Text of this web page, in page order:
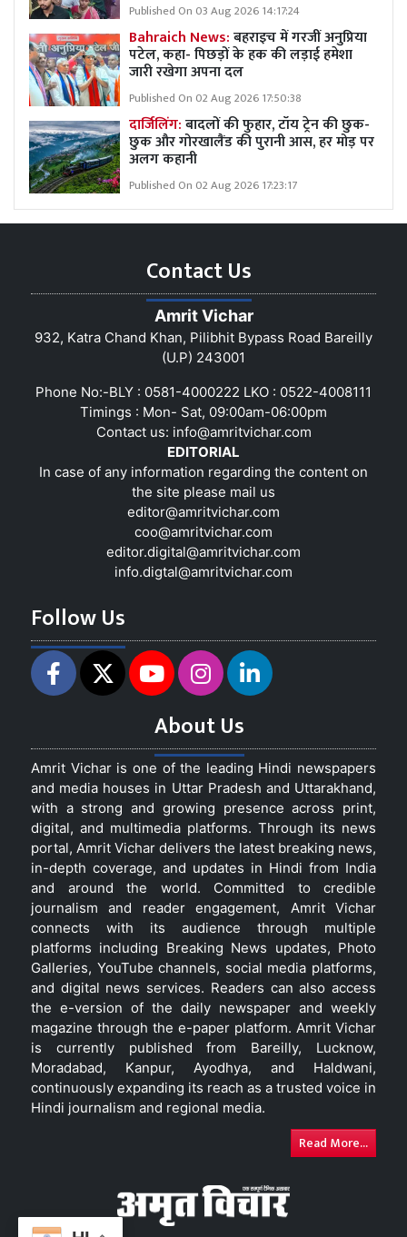
Published On 03 Aug 2026 14:17:24
Bahraich News:बहराइच में गरजीं अनुप्रिया
पटेल, कहा- पिछड़ों के हक की लड़ाई हमेशा
जारी रखेगा अपना दल
Published On 02 Aug 2026 17:50:38
दार्जिलिंग:बादलों की फुहार, टॉय ट्रेन की छुक-
छुक और गोरखालैंड की पुरानी आस, हर मोड़ पर
अलग कहानी
Published On 02 Aug 2026 17:23:17
Contact Us
Amrit Vichar
932, Katra Chand Khan, Pilibhit Bypass Road Bareilly
(U.P) 243001
Phone No:-BLY : 0581-4000222 LKO : 0522-4008111
Timings : Mon- Sat, 09:00am-06:00pm
Contact us: info@amritvichar.com
EDITORIAL
In case of any information regarding the content on
the site please mail us
editor@amritvichar.com
coo@amritvichar.com
editor.digital@amritvichar.com
info.digtal@amritvichar.com
Follow Us
About Us
Amrit Vichar is one of the leading Hindi newspapers
and media houses in Uttar Pradesh and Uttarakhand,
with a strong and growing presence across print,
digital, and multimedia platforms. Through its news
portal, Amrit Vichar delivers the latest breaking news,
in-depth coverage, and updates in Hindi from India
and around the world. Committed to credible
journalism and reader engagement, Amrit Vichar
connects with its audience through multiple
platforms including Breaking News updates, Photo
Galleries, YouTube channels, social media platforms,
and digital news services. Readers can also access
the e-version of the daily newspaper and weekly
magazine through the e-paper platform. Amrit Vichar
is currently published from Bareilly, Lucknow,
Moradabad, Kanpur, Ayodhya, and Haldwani,
continuously expanding its reach as a trusted voice in
Hindi journalism and regional media.
Read More...